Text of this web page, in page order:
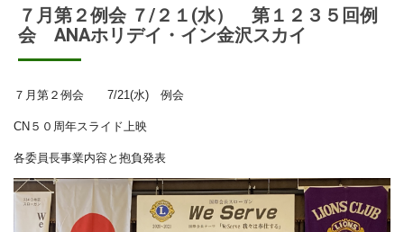
７月第２例会 ７/２１(水） 第１２３５回例
会 ANAホリデイ・イン金沢スカイ
７月第２例会 7/21(水) 例会
CN５０周年スライド上映
各委員長事業内容と抱負発表